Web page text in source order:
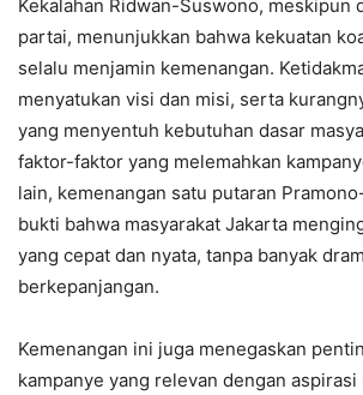
Kekalahan Ridwan-Suswono, meskipun
partai, menunjukkan bahwa kekuatan
selalu menjamin kemenangan.
menyatukan visi dan misi, serta
yang menyentuh kebutuhan dasar
faktor-faktor yang melemahkan
lain, kemenangan satu putaran
bukti bahwa masyarakat Jakarta
yang cepat dan nyata, tanpa banyak
berkepanjangan.
Kemenangan ini juga menegaskan
kampanye yang relevan dengan aspirasi